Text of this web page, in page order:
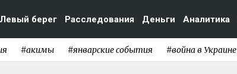
Левый берег Расследования Деньги Аналитика
#акимы #январские события #война в Украине